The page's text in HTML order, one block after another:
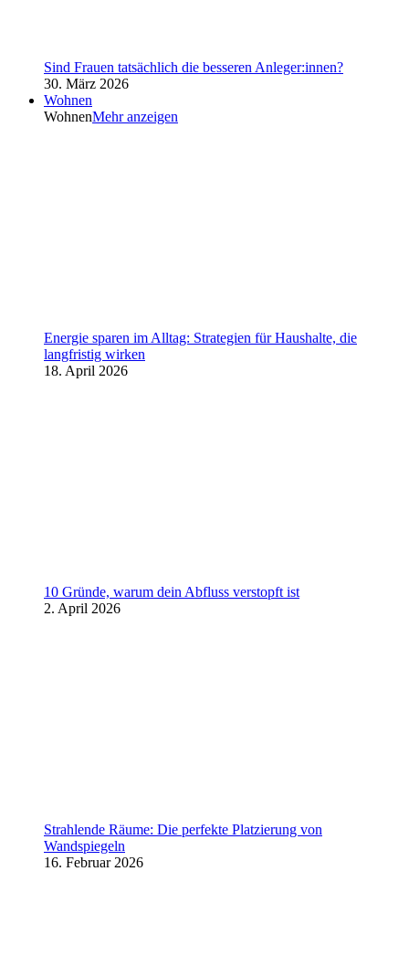
Sind Frauen tatsächlich die besseren Anleger:innen?
30. März 2026
Wohnen
WohnenMehr anzeigen
Energie sparen im Alltag: Strategien für Haushalte, die
langfristig wirken
18. April 2026
10 Gründe, warum dein Abfluss verstopft ist
2. April 2026
Strahlende Räume: Die perfekte Platzierung von
Wandspiegeln
16. Februar 2026